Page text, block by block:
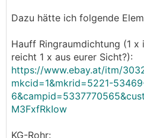
Dazu hätte ich folgende
Hauff Ringraumdichtung (1 x
reicht 1 x aus eurer Sicht?):
https://www.ebay.at/itm/
mkcid=1&mkrid=5221-
M3FxfRkIow
KG-Rohr: